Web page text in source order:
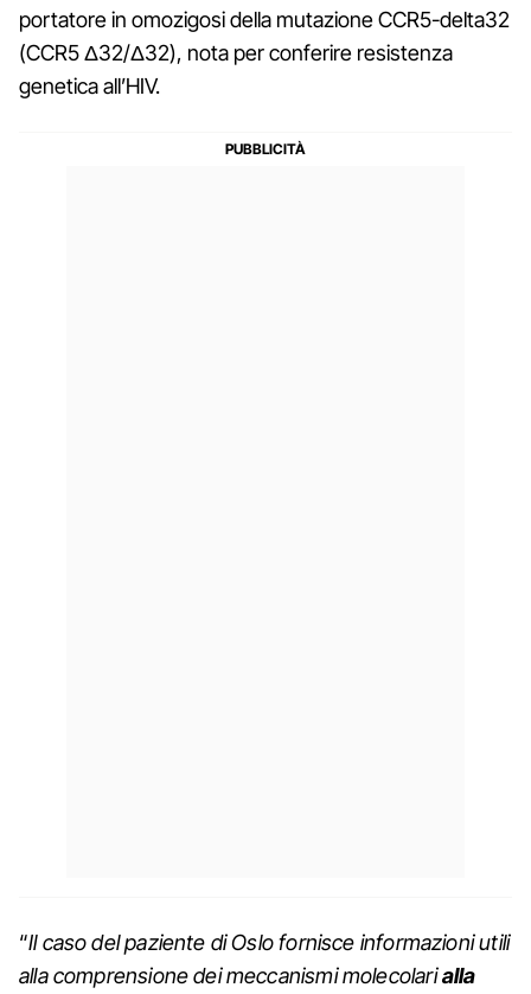
portatore in omozigosi della mutazione CCR5-delta32
(CCR5 Δ32/Δ32), nota per conferire resistenza
genetica all’HIV.
“Il caso del paziente di Oslo fornisce informazioni utili
alla comprensione dei meccanismi molecolarialla